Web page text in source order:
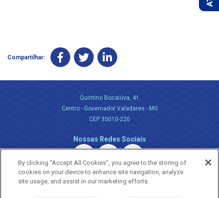
Compartilhar:
Quintino Bocaiúva, 41
Centro - Governador Valadares - MG
CEP 35010-220
Nossas Redes Sociais
By clicking “Accept All Cookies”, you agree to the storing of
cookies on your device to enhance site navigation, analyze
site usage, and assist in our marketing efforts.